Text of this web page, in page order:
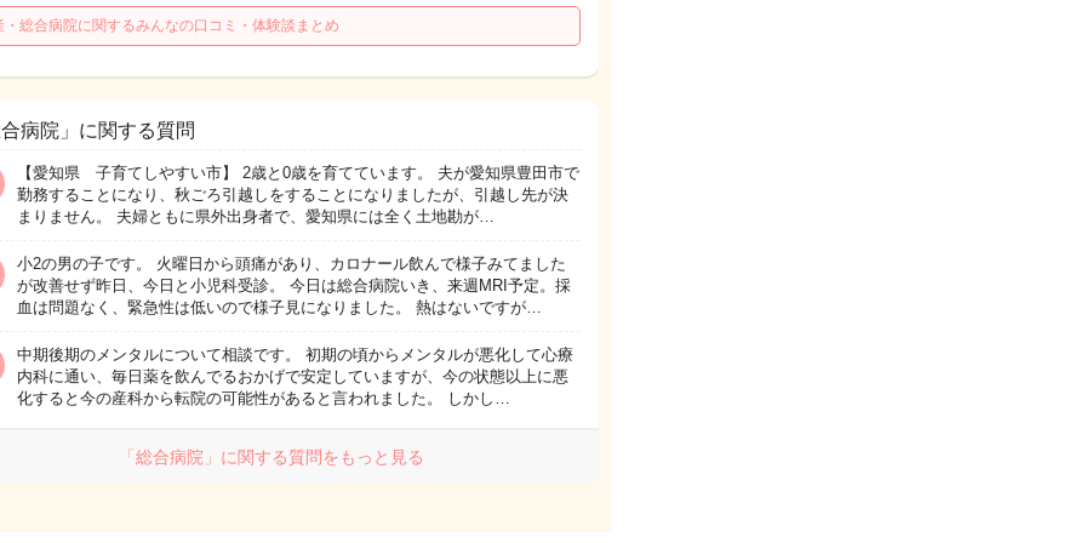
・総合病院に関するみんなの口コミ・体験談まとめ
病院」に関する質問
【愛知県 子育てしやすい市】 2歳と0歳を育てています。 夫が愛知県豊田市で
勤務することになり、秋ごろ引越しをすることになりましたが、引越し先が決
まりません。 夫婦ともに県外出身者で、愛知県には全く土地勘が…
小2の男の子です。 火曜日から頭痛があり、カロナール飲んで様子みてました
が改善せず昨日、今日と小児科受診。 今日は総合病院いき、来週MRI予定。採
血は問題なく、緊急性は低いので様子見になりました。 熱はないですが…
中期後期のメンタルについて相談です。 初期の頃からメンタルが悪化して心療
内科に通い、毎日薬を飲んでるおかげで安定していますが、今の状態以上に悪
化すると今の産科から転院の可能性があると言われました。 しかし…
「総合病院」に関する質問をもっと見る